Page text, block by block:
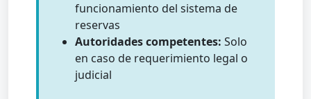
funcionamiento del sistema de
reservas
Autoridades competentes: Solo
en caso de requerimiento legal o
judicial